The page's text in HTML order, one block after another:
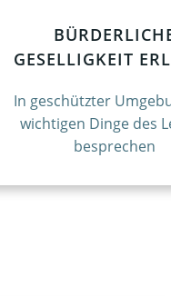
GESELLIGKEIT
In geschützter
wichtigen Dinge des
besprechen